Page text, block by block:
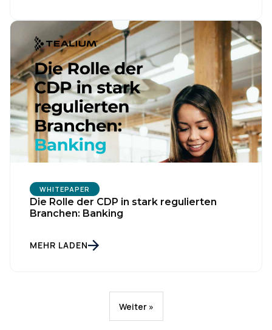
WHITEPAPER
Die Rolle der CDP in stark regulierten
Branchen: Banking
MEHR LADEN
Weiter »